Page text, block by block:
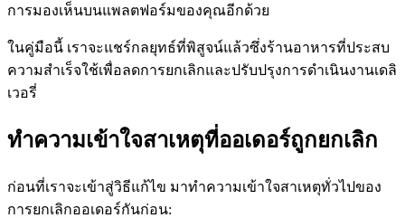
การมองเห็นบนแพลตฟอร์มของคุณอีกด้วย
ในคู่มือนี้ เราจะแชร์กลยุทธ์ที่พิสูจน์แล้วซึ่งร้านอาหารที่ประสบ
ความสำเร็จใช้เพื่อลดการยกเลิกและปรับปรุงการดำเนินงานเดลิ
เวอรี่
ทำความเข้าใจสาเหตุที่ออเดอร์ถูกยกเลิก
ก่อนที่เราจะเข้าสู่วิธีแก้ไข มาทำความเข้าใจสาเหตุทั่วไปของ
การยกเลิกออเดอร์กันก่อน: